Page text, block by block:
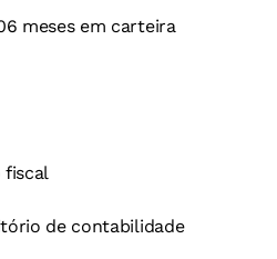
meses em carteira
fiscal
de contabilidade